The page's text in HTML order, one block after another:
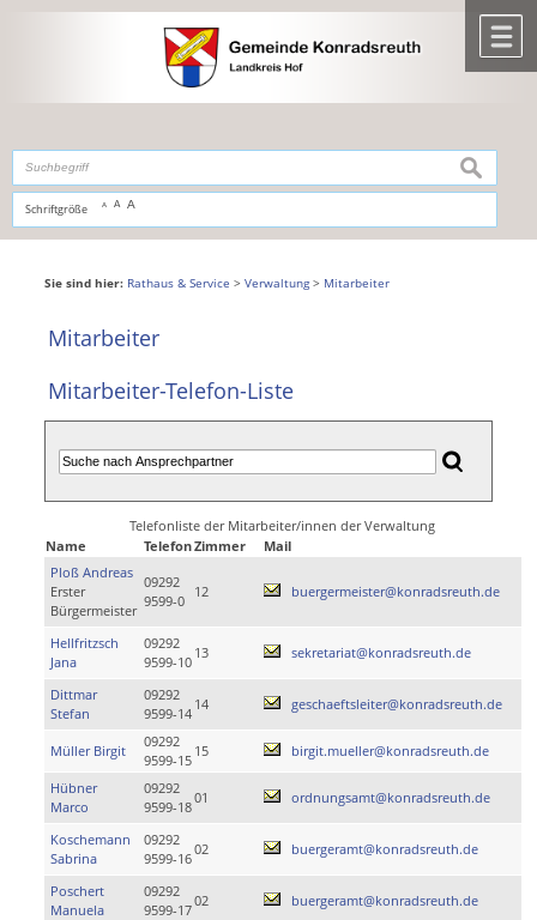
,zur Navigationoderzur Startseitespringen.
Schriftgröße A A A
suchen
Sie sind hier: Rathaus & Service > Verwaltung> Mitarbeiter
Mitarbeiter
Mitarbeiter-Telefon-Liste
Telefonliste der Mitarbeiter/innen der Verwaltung
Name
TelefonZimmer
Mail
Ploß Andreas
Erster
Bürgermeister
09292
9599-0
12 buergermeister@konradsreuth.de
Hellfritzsch
Jana
09292
9599-10
13 sekretariat@konradsreuth.de
Dittmar
Stefan
09292
9599-14
14 geschaeftsleiter@konradsreuth.de
Müller Birgit
09292
9599-15
15 birgit.mueller@konradsreuth.de
Hübner
Marco
09292
9599-18
01 ordnungsamt@konradsreuth.de
Koschemann
Sabrina
09292
9599-16
02 buergeramt@konradsreuth.de
Poschert
Manuela
09292
9599-17
02 buergeramt@konradsreuth.de